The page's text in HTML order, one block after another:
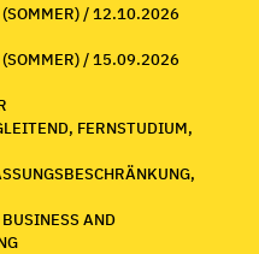
/ 12.10.2026
/ 15.09.2026
FERNSTUDIUM,
AND